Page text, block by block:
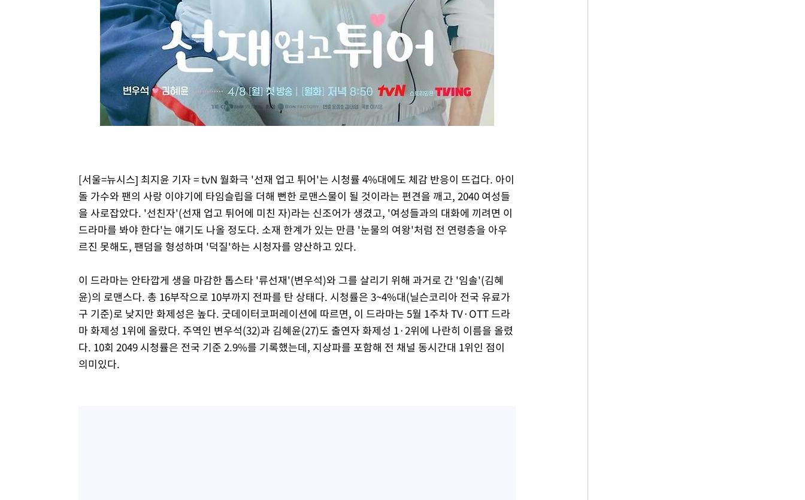
[서울=뉴시스] 최지윤 기자 = tvN 월화극 '선재 업고 튀어'는 시청률 4%대에도 체감 반응이 뜨겁다. 아이
돌 가수와 팬의 사랑 이야기에 타임슬립을 더해 뻔한 로맨스물이 될 것이라는 편견을 깨고, 2040 여성들
을 사로잡았다. '선친자'(선재 업고 튀어에 미친 자)라는 신조어가 생겼고, '여성들과의 대화에 끼려면 이
드라마를 봐야 한다'는 얘기도 나올 정도다. 소재 한계가 있는 만큼 '눈물의 여왕'처럼 전 연령층을 아우
르진 못해도, 팬덤을 형성하며 '덕질'하는 시청자를 양산하고 있다.
이 드라마는 안타깝게 생을 마감한 톱스타 '류선재'(변우석)와 그를 살리기 위해 과거로 간 '임솔'(김혜
윤)의 로맨스다. 총 16부작으로 10부까지 전파를 탄 상태다. 시청률은 3~4%대(닐슨코리아 전국 유료가
구 기준)로 낮지만 화제성은 높다. 굿데이터코퍼레이션에 따르면, 이 드라마는 5월 1주차 TV·OTT 드라
마 화제성 1위에 올랐다. 주역인 변우석(32)과 김혜윤(27)도 출연자 화제성 1·2위에 나란히 이름을 올렸
다. 10회 2049 시청률은 전국 기준 2.9%를 기록했는데, 지상파를 포함해 전 채널 동시간대 1위인 점이
의미있다.